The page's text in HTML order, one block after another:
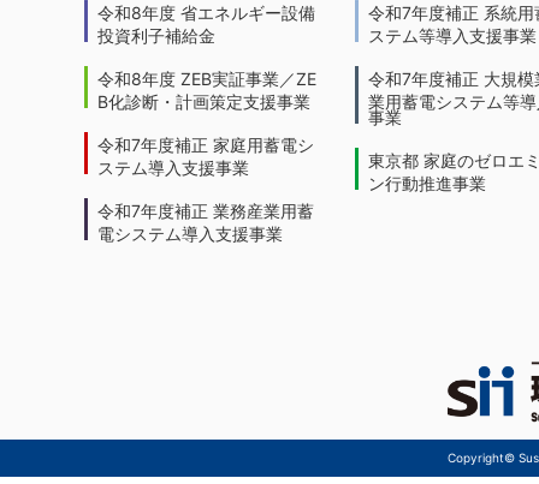
令和8年度 省エネルギー設備
投資利子補給金
令和8年度 ZEB実証事業／ZE
B化診断・計画策定支援事業
令和7年度補正 家庭用蓄電シ
ステム導入支援事業
令和7年度補正 業務産業用蓄
電システム導入支援事業
令和7年度補正 系統用
ステム等導入支援事業
令和7年度補正 大規模
業用蓄電システム等
事業
東京都 家庭のゼロエ
ン行動推進事業
Copyright©